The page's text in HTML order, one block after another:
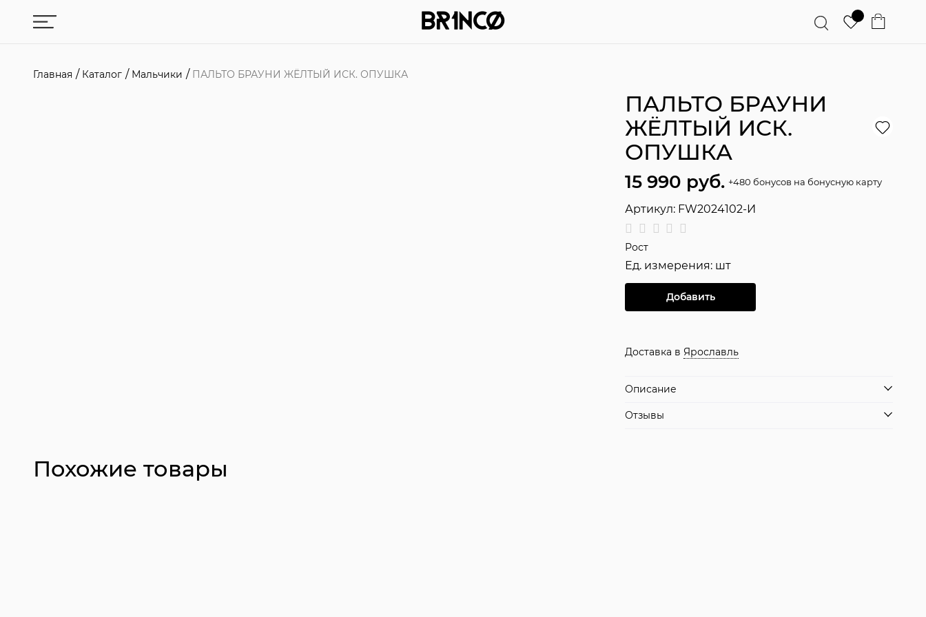
Главная Каталог Мальчики ПАЛЬТО БРАУНИ ЖЁЛТЫЙ ИСК. ОПУШКА
ПАЛЬТО БРАУНИ
ЖЁЛТЫЙ ИСК.
ОПУШКА
15 990 руб. +480 бонусов на бонусную карту
Артикул: FW2024102-И
Рост
Ед. измерения: шт
Добавить
Доставка в Ярославль
Описание
Отзывы
Похожие товары